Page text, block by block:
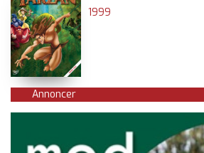
1999
Annoncer